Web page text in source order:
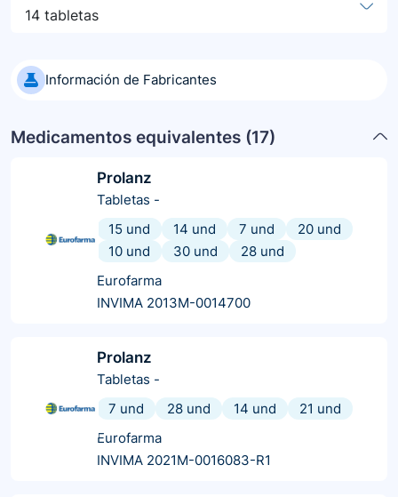
14 tabletas
Información de Fabricantes
Medicamentos equivalentes (17)
Prolanz
Tabletas -
15 und
14 und 7 und
20 und
10 und
30 und
28 und
Eurofarma
INVIMA 2013M-0014700
Prolanz
Tabletas -
7 und
28 und 14 und
21 und
Eurofarma
INVIMA 2021M-0016083-R1